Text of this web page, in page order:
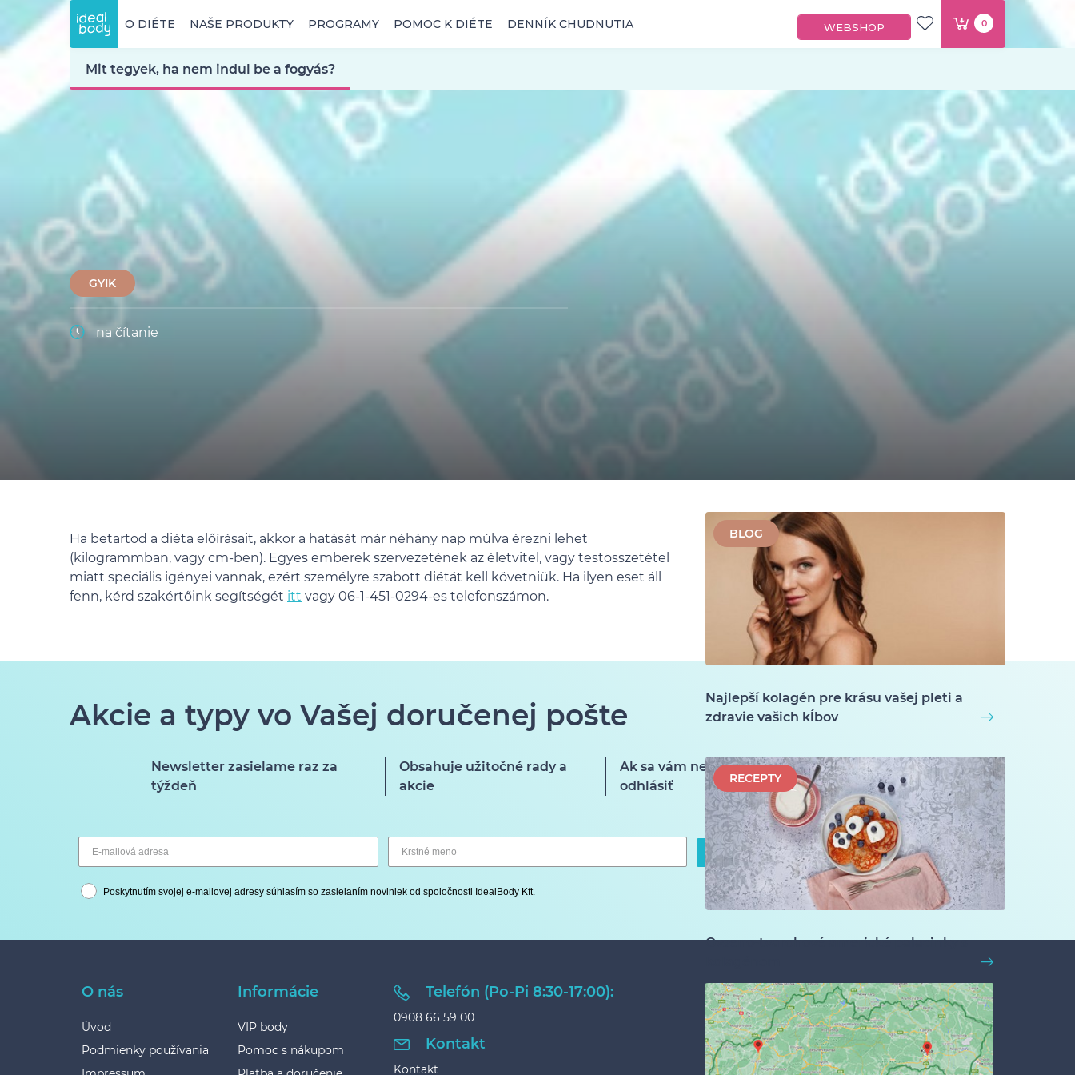
WEBSHOP
O DIÉTE NAŠE PRODUKTY PROGRAMY POMOC K DIÉTE DENNÍK CHUDNUTIA 0
GYIK
Mit tegyek, ha nem indul be a fogyás?
na čítanie
Ha betartod a diéta előírásait, akkor a hatását már néhány nap múlva érezni lehet
(kilogrammban, vagy cm-ben). Egyes emberek szervezetének az életvitel, vagy testösszetétel
miatt speciális igényei vannak, ezért személyre szabott diétát kell követniük. Ha ilyen eset áll
fenn, kérd szakértőink segítségét itt vagy 06-1-451-0294-es telefonszámon.
BLOG
Najlepší kolagén pre krásu vašej pleti a
zdravie vašich kĺbov
RECEPTY
Ovseno-tvarohové americké palacinky s
Akcie a typy vo Vašej doručenej pošte
Newsletter zasielame raz za
týždeň
Obsahuje užitočné rady a
akcie
Ak sa vám nepáči, môžete sa kedykoľvek
odhlásiť
ODOBERAŤ
Poskytnutím svojej e-mailovej adresy súhlasím so zasielaním noviniek od spoločnosti IdealBody Kft.
O nás
Úvod
Podmienky používania
Informácie
VIP body
Pomoc s nákupom
Telefón (Po-Pi 8:30-17:00):
0908 66 59 00
Kontakt
Kontakt